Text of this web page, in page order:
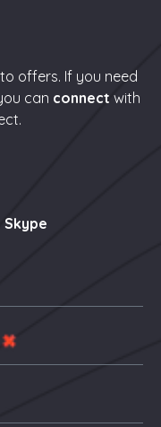
offers. If you need
can connect with
Skype